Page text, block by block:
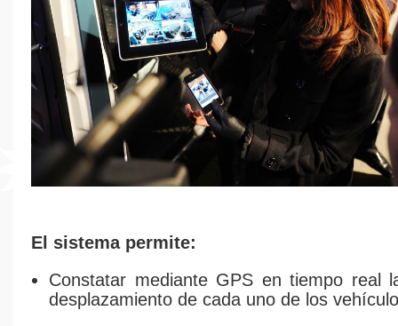
El sistema permite:
Constatar mediante GPS en tiempo real
desplazamiento de cada uno de los